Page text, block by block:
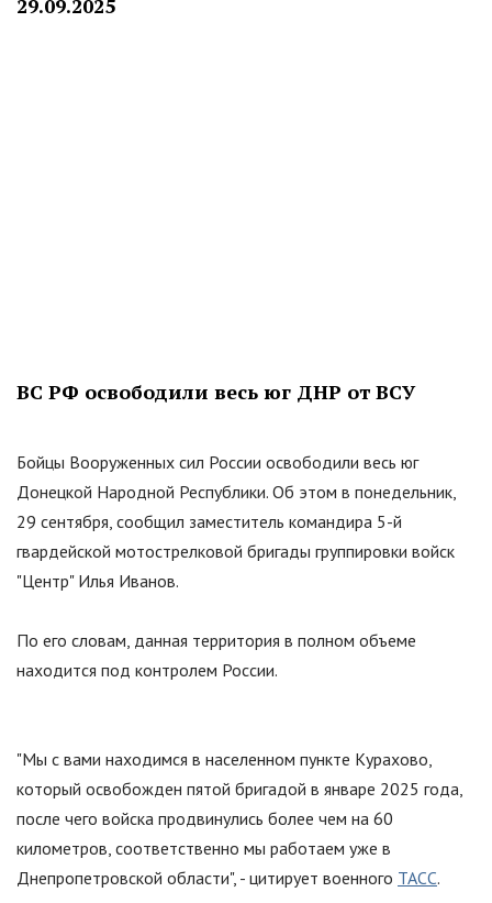
29.09.2025
ВС РФ освободили весь юг ДНР от ВСУ
Бойцы Вооруженных сил России освободили весь юг
Донецкой Народной Республики. Об этом в понедельник,
29 сентября, сообщил заместитель командира 5-й
гвардейской мотострелковой бригады группировки войск
"Центр"Илья Иванов.
По его словам, данная территория в полном объеме
находится под контролем России.
"Мы с вами находимся в населенном пункте Курахово,
который освобожден пятой бригадой в январе 2025 года,
после чего войска продвинулись более чем на 60
километров, соответственно мы работаем уже в
Днепропетровской области", - цитирует военного ТАСС.